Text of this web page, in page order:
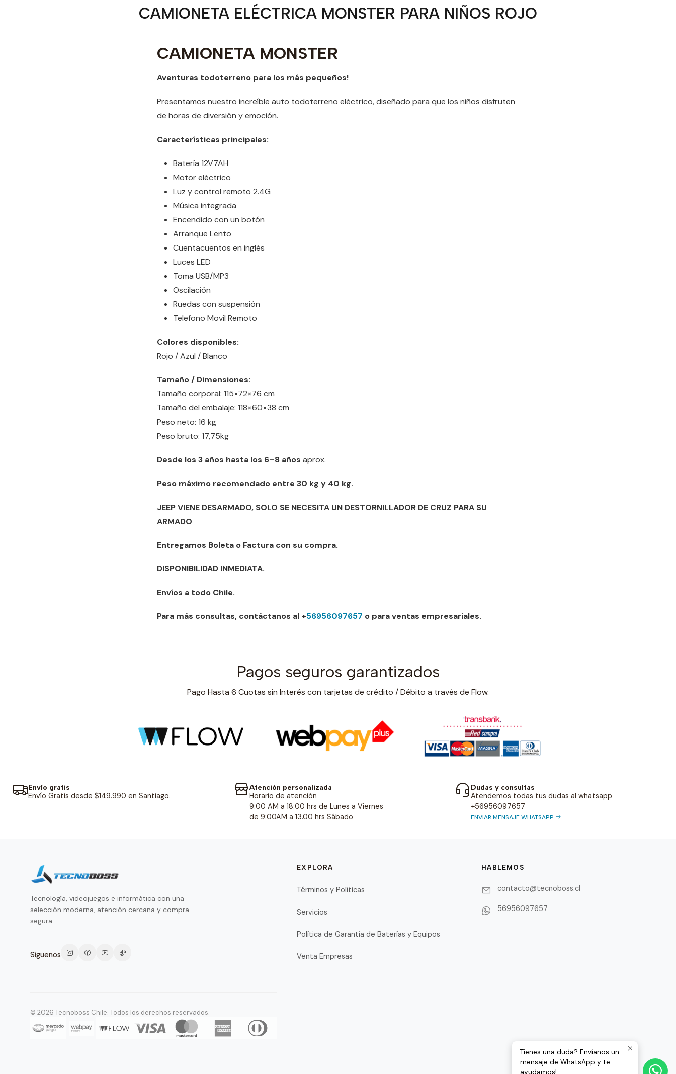
CAMIONETA ELÉCTRICA MONSTER PARA NIÑOS ROJO
CAMIONETA MONSTER
Aventuras todoterreno para los más pequeños!
Presentamos nuestro increíble auto todoterreno eléctrico, diseñado para que los niños disfruten
de horas de diversión y emoción.
Características principales:
Batería 12V7AH
Motor eléctrico
Luz y control remoto 2.4G
Música integrada
Encendido con un botón
Arranque Lento
Cuentacuentos en inglés
Luces LED
Toma USB/MP3
Oscilación
Ruedas con suspensión
Telefono Movil Remoto
Colores disponibles:
Rojo / Azul / Blanco
Tamaño / Dimensiones:
Tamaño corporal: 115×72×76 cm
Tamaño del embalaje: 118×60×38 cm
Peso neto: 16 kg
Peso bruto: 17,75kg
Desde los 3 años hasta los 6–8 años aprox.
Peso máximo recomendado entre 30 kg y 40 kg.
JEEP VIENE DESARMADO, SOLO SE NECESITA UN DESTORNILLADOR DE CRUZ PARA SU
ARMADO
Entregamos Boleta o Factura con su compra.
DISPONIBILIDAD INMEDIATA.
Envíos a todo Chile.
Para más consultas, contáctanos al +56956097657 o para ventas empresariales.
Pagos seguros garantizados
Pago Hasta 6 Cuotas sin Interés con tarjetas de crédito / Débito a través de Flow.
Envío gratis
Envío Gratis desde $149.990 en Santiago.
Atención personalizada
Horario de atención
9:00 AM a 18:00 hrs de Lunes a Viernes
de 9:00AM a 13.00 hrs Sábado
Dudas y consultas
Atendemos todas tus dudas al whatsapp
+56956097657
ENVIAR MENSAJE WHATSAPP
Tecnología, videojuegos e informática con una
selección moderna, atención cercana y compra
segura.
Síguenos
EXPLORA
Términos y Políticas
Servicios
Política de Garantía de Baterías y Equipos
Venta Empresas
HABLEMOS
contacto@tecnoboss.cl
56956097657
© 2026 Tecnoboss Chile. Todos los derechos reservados.
Tienes una duda? Envíanos un
mensaje de WhatsApp y te
ayudamos!